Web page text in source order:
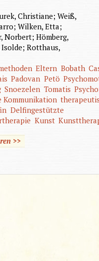
Christiane; Weiß,
Wilken, Etta;
Norbert; Hömberg,
Rotthaus,
Eltern Bobath
Padovan Petö
Snoezelen Tomatis
Kommunikation
Delfingestützte
Kunst
>>